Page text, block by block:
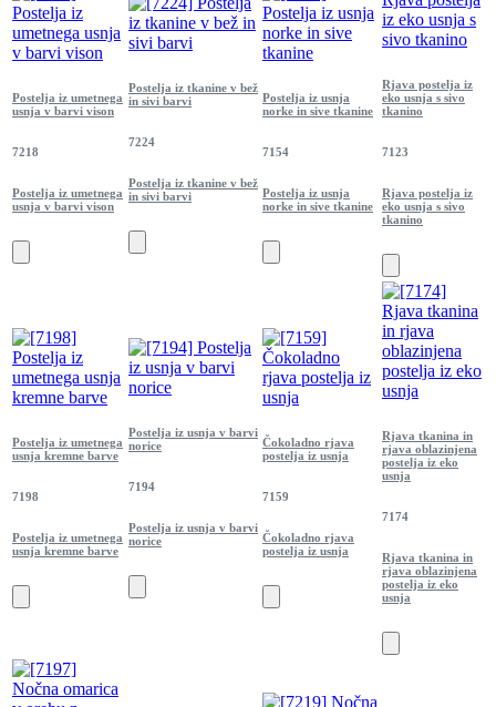
Postelja iz umetnega
usnja v barvi vison
7218
Postelja iz umetnega
usnja v barvi vison
Postelja iz tkanine v bež
in sivi barvi
7224
Postelja iz tkanine v bež
in sivi barvi
Postelja iz usnja
norke in sive tkanine
7154
Postelja iz usnja
norke in sive tkanine
Rjava postelja iz
eko usnja s sivo
tkanino
7123
Rjava postelja iz
eko usnja s sivo
tkanino
Postelja iz umetnega
usnja kremne barve
7198
Postelja iz umetnega
usnja kremne barve
Postelja iz usnja v barvi
norice
7194
Postelja iz usnja v barvi
norice
Čokoladno rjava
postelja iz usnja
7159
Čokoladno rjava
postelja iz usnja
Rjava tkanina in
rjava oblazinjena
postelja iz eko
usnja
7174
Rjava tkanina in
rjava oblazinjena
postelja iz eko
usnja